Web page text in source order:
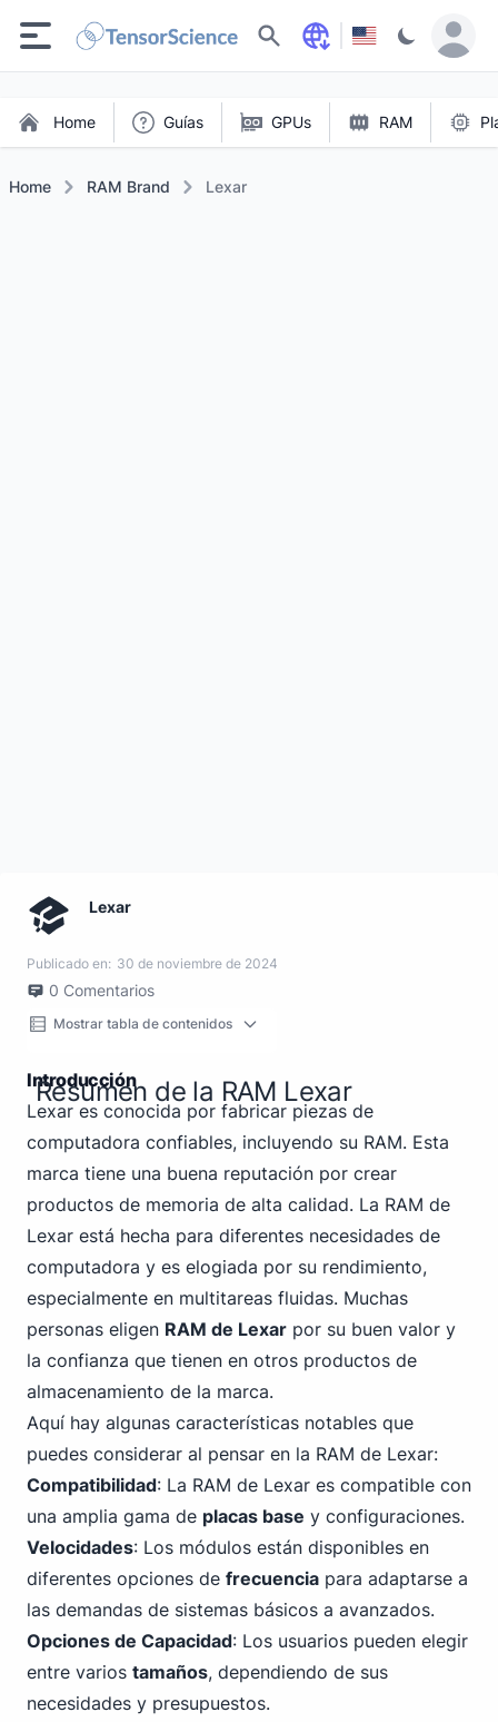
Buscar
Home Guías GPUs RAM
Home RAM Brand Lexar
Lexar
Publicado en: 30 de noviembre de 2024
0 Comentarios
Mostrar tabla de contenidos
Introducción
Resumen de la RAM Lexar
Lexar es conocida por fabricar piezas de
computadora confiables, incluyendo su RAM. Esta
marca tiene una buena reputación por crear
productos de memoria de alta calidad. La RAM de
Lexar está hecha para diferentes necesidades de
computadora y es elogiada por su rendimiento,
especialmente en multitareas fluidas. Muchas
personas eligen RAM de Lexar por su buen valor y
la confianza que tienen en otros productos de
almacenamiento de la marca.
Aquí hay algunas características notables que
puedes considerar al pensar en la RAM de Lexar:
Compatibilidad: La RAM de Lexar es compatible con
una amplia gama de placas base y configuraciones.
Velocidades: Los módulos están disponibles en
diferentes opciones de frecuencia para adaptarse a
las demandas de sistemas básicos a avanzados.
Opciones de Capacidad: Los usuarios pueden elegir
entre varios tamaños, dependiendo de sus
necesidades y presupuestos.